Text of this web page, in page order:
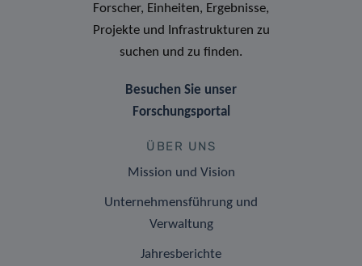
Forscher, Einheiten, Ergebnisse,
Projekte und Infrastrukturen zu
suchen und zu finden.
Besuchen Sie unser
Forschungsportal
ÜBER UNS
Mission und Vision
Unternehmensführung und
Verwaltung
Jahresberichte